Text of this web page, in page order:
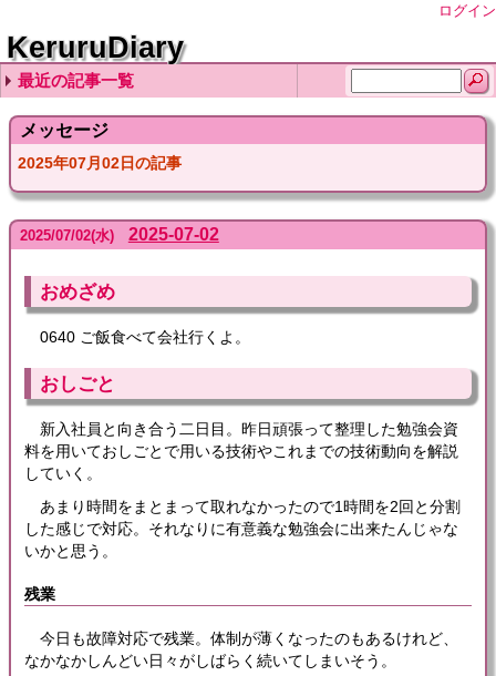
ログイン
KeruruDiary
最近の記事一覧
2026-08-06
2026-08-05
2026-08-04
2026-08-03
2026-08-02
メッセージ
2025年07月02日の記事
2025/07/02(水) 2025-07-02
おめざめ
0640 ご飯食べて会社行くよ。
おしごと
新入社員と向き合う二日目。昨日頑張って整理した勉強会資
料を用いておしごとで用いる技術やこれまでの技術動向を解説
していく。
あまり時間をまとまって取れなかったので1時間を2回と分割
した感じで対応。それなりに有意義な勉強会に出来たんじゃな
いかと思う。
残業
今日も故障対応で残業。体制が薄くなったのもあるけれど、
なかなかしんどい日々がしばらく続いてしまいそう。